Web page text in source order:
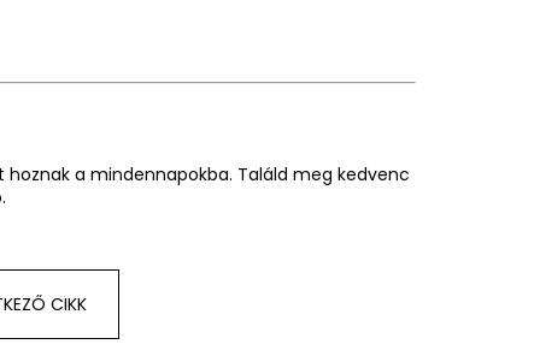
hoznak a mindennapokba. Találd meg kedvenc
CIKK